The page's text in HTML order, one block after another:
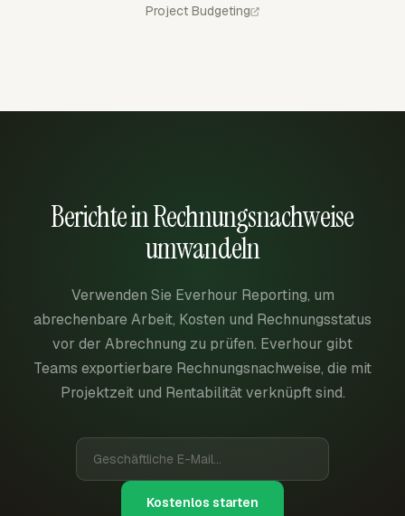
Project Budgeting
Berichte in Rechnungsnachweise
umwandeln
Verwenden Sie Everhour Reporting, um
abrechenbare Arbeit, Kosten und Rechnungsstatus
vor der Abrechnung zu prüfen. Everhour gibt
Teams exportierbare Rechnungsnachweise, die mit
Projektzeit und Rentabilität verknüpft sind.
Kostenlos starten